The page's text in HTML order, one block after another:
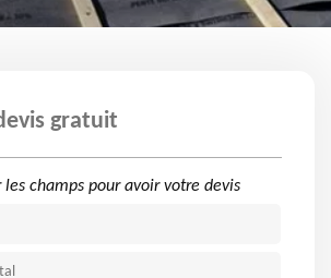
gratuit
champs pour avoir votre devis